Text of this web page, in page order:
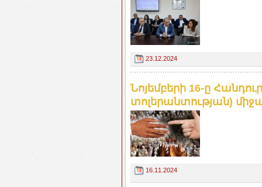
23.12.2024
Նոյեմբերի 16-ը
տոլերանտության)
16.11.2024